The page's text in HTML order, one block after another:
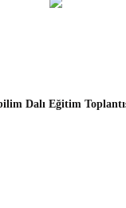
Dalı Eğitim